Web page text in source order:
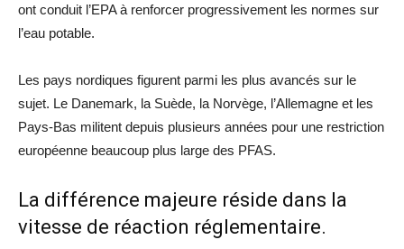
ont conduit l’EPA à renforcer progressivement les normes sur
l’eau potable.
Les pays nordiques figurent parmi les plus avancés sur le
sujet. Le Danemark, la Suède, la Norvège, l’Allemagne et les
Pays-Bas militent depuis plusieurs années pour une restriction
européenne beaucoup plus large des PFAS.
La différence majeure réside dans la
vitesse de réaction réglementaire.